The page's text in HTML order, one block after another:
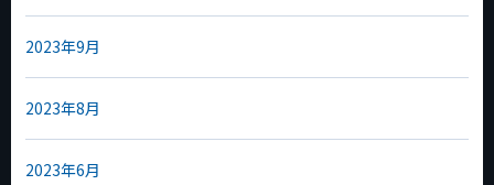
2023年9月
2023年8月
2023年6月